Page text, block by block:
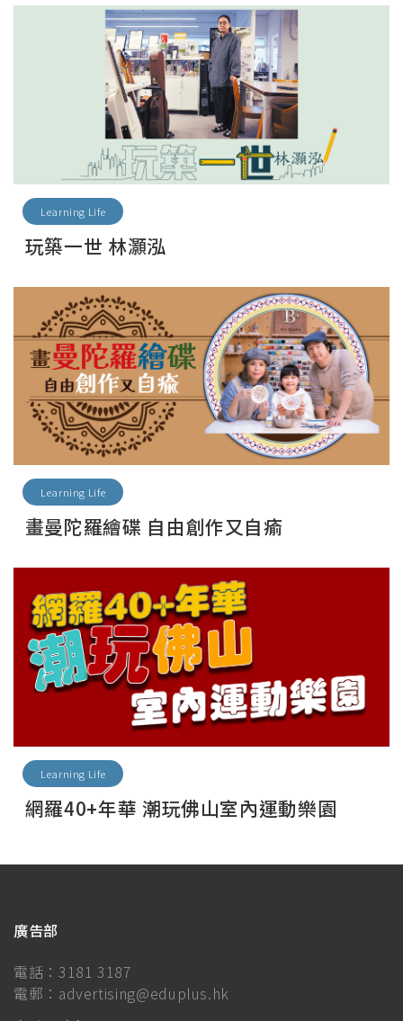
Learning Life
玩築一世 林灝泓
Learning Life
畫曼陀羅繪碟 自由創作又自瘉
Learning Life
網羅40+年華 潮玩佛山室內運動樂園
廣告部
電話： 3181 3187
電郵： advertising@eduplus.hk